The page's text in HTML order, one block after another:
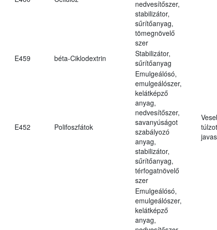
nedvesítőszer,
stabilizátor,
sűrítőanyag,
tömegnövelő
szer
E459
béta-Ciklodextrin
Stabilizátor,
sűrítőanyag
E452 Polifoszfátok
Emulgeálósó,
emulgeálószer,
kelátképző
anyag,
nedvesítőszer,
savanyúságot
szabályozó
anyag,
stabilizátor,
sűrítőanyag,
térfogatnövelő
szer
Emulgeálósó,
emulgeálószer,
kelátképző
anyag,